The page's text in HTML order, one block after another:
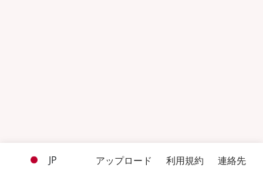
JP アップロード 利用規約 連絡先